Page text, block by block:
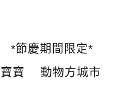
*節慶期間限定*
寶
動物方城市